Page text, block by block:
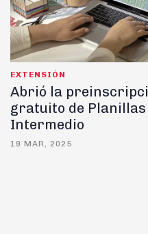
EXTENSIÓN
Abrió la
gratuito de Planillas
Intermedio
19 MAR, 2025